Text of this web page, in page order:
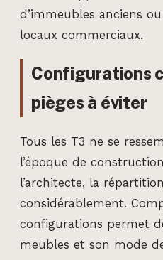
d’immeubles anciens
locaux commerciaux.
Configurations
pièges à éviter
Tous les T3 ne se
l’époque de
l’architecte, la
considérablement.
configurations permet
meubles et son mode